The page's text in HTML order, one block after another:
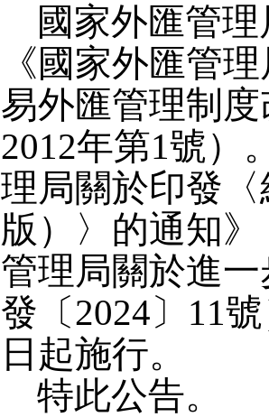
國家外匯管理
《國家外匯管
易外匯管理制
2012年第1號）
理局關於印發
版）〉的通知
管理局關於進
發〔2024〕 11
日起施行。
特此公告。